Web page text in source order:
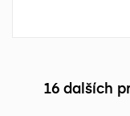
16 dalších